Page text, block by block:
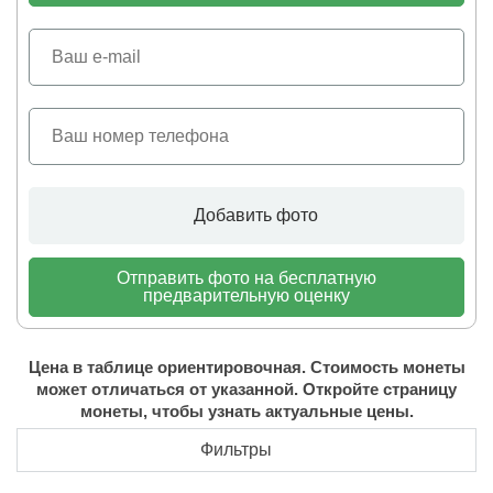
Добавить фото
Отправить фото на бесплатную
предварительную оценку
Цена в таблице ориентировочная. Стоимость монеты
может отличаться от указанной. Откройте страницу
монеты, чтобы узнать актуальные цены.
Фильтры